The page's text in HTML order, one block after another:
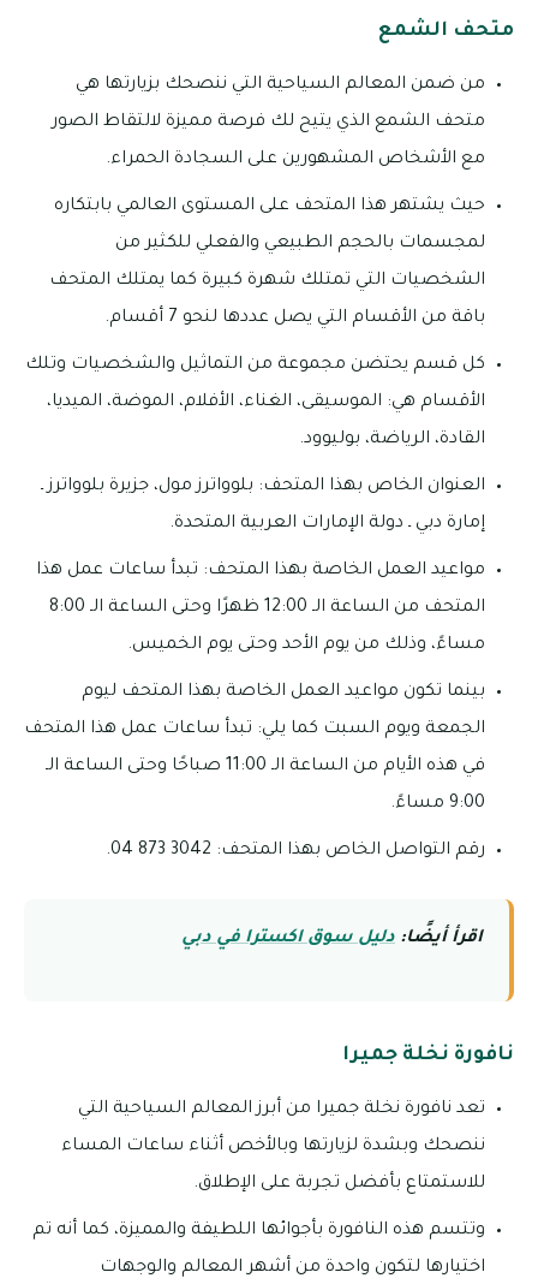
متحف الشمع
من ضمن المعالم السياحية التي ننصحك بزيارتها هي
متحف الشمع الذي يتيح لك فرصة مميزة لالتقاط الصور
مع الأشخاص المشهورين على السجادة الحمراء.
حيث يشتهر هذا المتحف على المستوى العالمي بابتكاره
لمجسمات بالحجم الطبيعي والفعلي للكثير من
الشخصيات التي تمتلك شهرة كبيرة كما يمتلك المتحف
باقة من الأقسام التي يصل عددها لنحو 7 أقسام.
كل قسم يحتضن مجموعة من التماثيل والشخصيات وتلك
الأقسام هي: الموسيقى، الغناء، الأفلام، الموضة، الميديا،
القادة، الرياضة، بوليوود.
العنوان الخاص بهذا المتحف: بلوواترز مول، جزيرة بلوواترز ـ
إمارة دبي ـ دولة الإمارات العربية المتحدة.
مواعيد العمل الخاصة بهذا المتحف: تبدأ ساعات عمل هذا
المتحف من الساعة الـ 12:00 ظهرًا وحتى الساعة الـ 8:00
مساءً، وذلك من يوم الأحد وحتى يوم الخميس.
بينما تكون مواعيد العمل الخاصة بهذا المتحف ليوم
الجمعة ويوم السبت كما يلي: تبدأ ساعات عمل هذا المتحف
في هذه الأيام من الساعة الـ 11:00 صباحًا وحتى الساعة الـ
9:00 مساءً.
رقم التواصل الخاص بهذا المتحف: 3042 873 04.
اقرأ أيضًا: دليل سوق اكسترا في دبي
نافورة نخلة جميرا
تعد نافورة نخلة جميرا من أبرز المعالم السياحية التي
ننصحك وبشدة لزيارتها وبالأخص أثناء ساعات المساء
للاستمتاع بأفضل تجربة على الإطلاق.
وتتسم هذه النافورة بأجوائها اللطيفة والمميزة، كما أنه تم
اختيارها لتكون واحدة من أشهر المعالم والوجهات